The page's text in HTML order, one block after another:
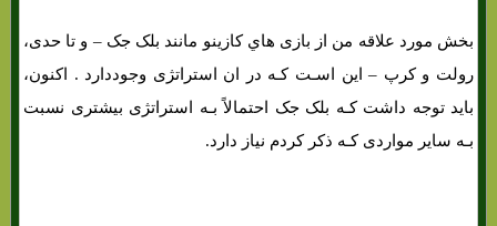
بخش مورد علاقه من از بازی هاي‌ کازینو مانند بلک جک – و تا حدی،
رولت و کرپ – این اسـت کـه در ان استراتژی وجوددارد . اکنون،
باید توجه داشت کـه بلک جک احتمالاً بـه استراتژی بیشتری نسبت
بـه سایر مواردی کـه ذکر کردم نیاز دارد.